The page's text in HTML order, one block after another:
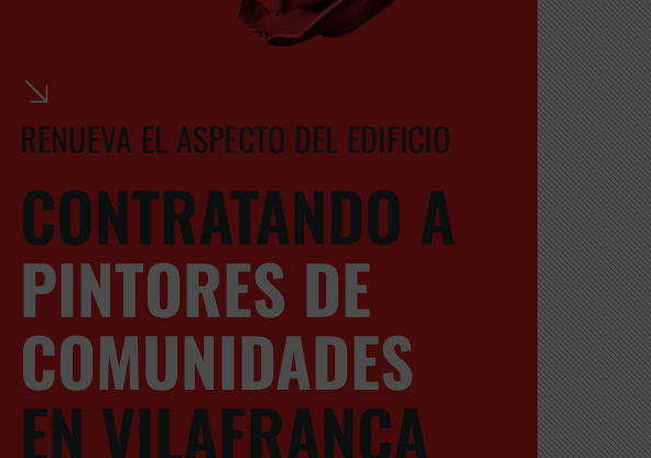
RENUEVA EL ASPECTO DEL EDIFICIO
CONTRATANDO A
PINTORES DE
COMUNIDADES
EN VILAFRANCA